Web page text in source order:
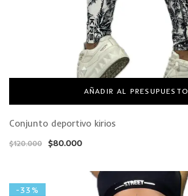
AÑADIR AL PRESUPUESTO
Conjunto deportivo kirios
$120.000 $80.000
-33%